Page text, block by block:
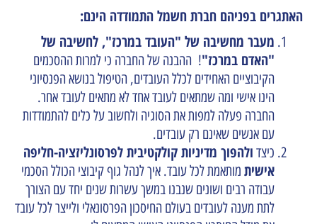
האתגרים בפניהם חברת חשמל התמודדה הינם:
מעבר מחשיבה של "העובד במרכז", לחשיבה של
"האדם במרכז"! ההבנה של החברה כי למרות ההסכמים
הקיבוציים האחידים לכלל העובדים, הטיפול בנושא הפנסיוני
הינו אישי ומה שמתאים לעובד אחד לא מתאים לעובד אחר.
החברה פעלה למפות את הסוגיה ולחשוב על כלים להתמודדות
עם אנשים שאינם רק עובדים.
כיצד ולהפוך מדיניות קולקטיבית לפרסונליזציה-חליפה
אישית מותאמת לכל עובד. איך לנהל גוף קיבוצי הכולל הסכמי
עבודה רבים ושונים שנבנו במשך עשרות שנים יחד עם הצורך
לתת מענה לעובדים בעולם החיסכון הפרסונאלי ולייצר לכל עובד